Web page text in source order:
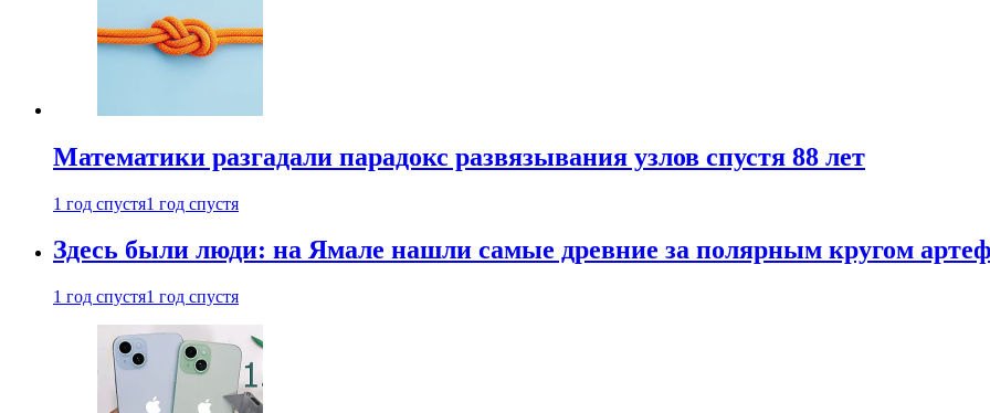
Математики разгадали парадокс развязывания узлов спустя 88 лет
1 год спустя1 год спустя
Здесь были люди: на Ямале нашли самые древние за полярным кругом
1 год спустя1 год спустя